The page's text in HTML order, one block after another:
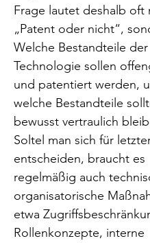
Frage lautet deshalb oft
„Patent oder nicht“,
Welche Bestandteile der
Technologie sollen
und patentiert werden,
welche Bestandteile
bewusst vertraulich
Soltel man sich für
entscheiden, braucht es
regelmäßig auch
organisatorische
etwa
Rollenkonzepte, interne